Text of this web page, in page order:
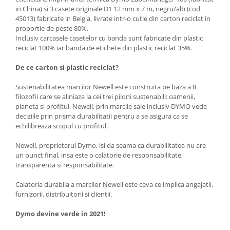
in China) si 3 casete originale D1 12 mm x 7 m, negru/alb (cod
45013) fabricate in Belgia, livrate intr-o cutie din carton reciclat in
proportie de peste 80%.
Inclusiv carcasele casetelor cu banda sunt fabricate din plastic
reciclat 100% iar banda de etichete din plastic reciclat 35%.
De ce carton si plastic reciclat?
Sustenabilitatea marcilor Newell este construita pe baza a 8
filozofii care se aliniaza la cei trei piloni sustenabili: oamenii,
planeta si profitul. Newell, prin marcile sale inclusiv DYMO vede
deciziile prin prisma durabilitatii pentru a se asigura ca se
echilibreaza scopul cu profitul.
Newell, proprietarul Dymo, isi da seama ca durabilitatea nu are
un punct final, insa este o calatorie de responsabilitate,
transparenta si responsabilitate.
Calatoria durabila a marcilor Newell este ceva ce implica angajatii,
furnizorii, distribuitorii si clientii.
Dymo devine verde in 2021!